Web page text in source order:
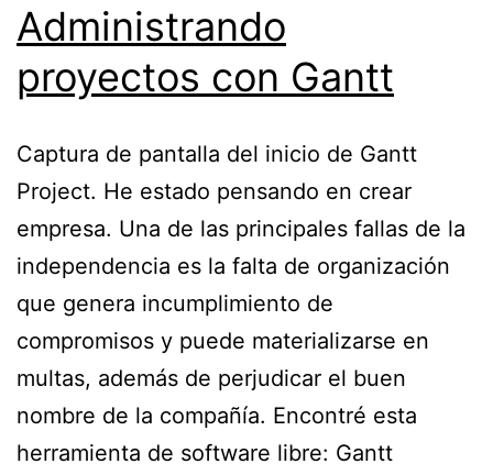
Administrando
proyectos con Gantt
Captura de pantalla del inicio de Gantt
Project. He estado pensando en crear
empresa. Una de las principales fallas de la
independencia es la falta de organización
que genera incumplimiento de
compromisos y puede materializarse en
multas, además de perjudicar el buen
nombre de la compañía. Encontré esta
herramienta de software libre: Gantt